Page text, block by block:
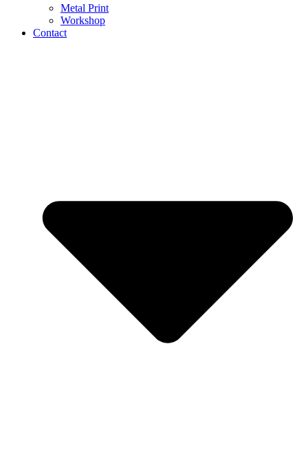
Metal Print
Workshop
Contact